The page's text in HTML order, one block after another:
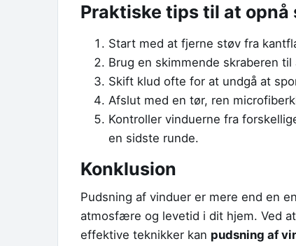
Praktiske tips til at
Start med at fjerne støv fra
Brug en skimmende skraberen
Skift klud ofte for at undgå at
Afslut med en tør, ren
Kontroller vinduerne fra
en sidste runde.
Konklusion
Pudsning af vinduer er mere end en
atmosfære og levetid i dit hjem. Ved
effektive teknikker kan pudsning af